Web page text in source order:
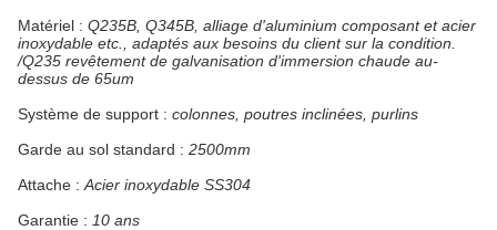
Matériel : Q235B, Q345B, alliage d'aluminium composant et acier
inoxydable etc., adaptés aux besoins du client sur la condition.
/Q235 revêtement de galvanisation d'immersion chaude au-
dessus de 65um
Système de support : colonnes, poutres inclinées, purlins
Garde au sol standard : 2500mm
Attache : Acier inoxydable SS304
Garantie : 10 ans